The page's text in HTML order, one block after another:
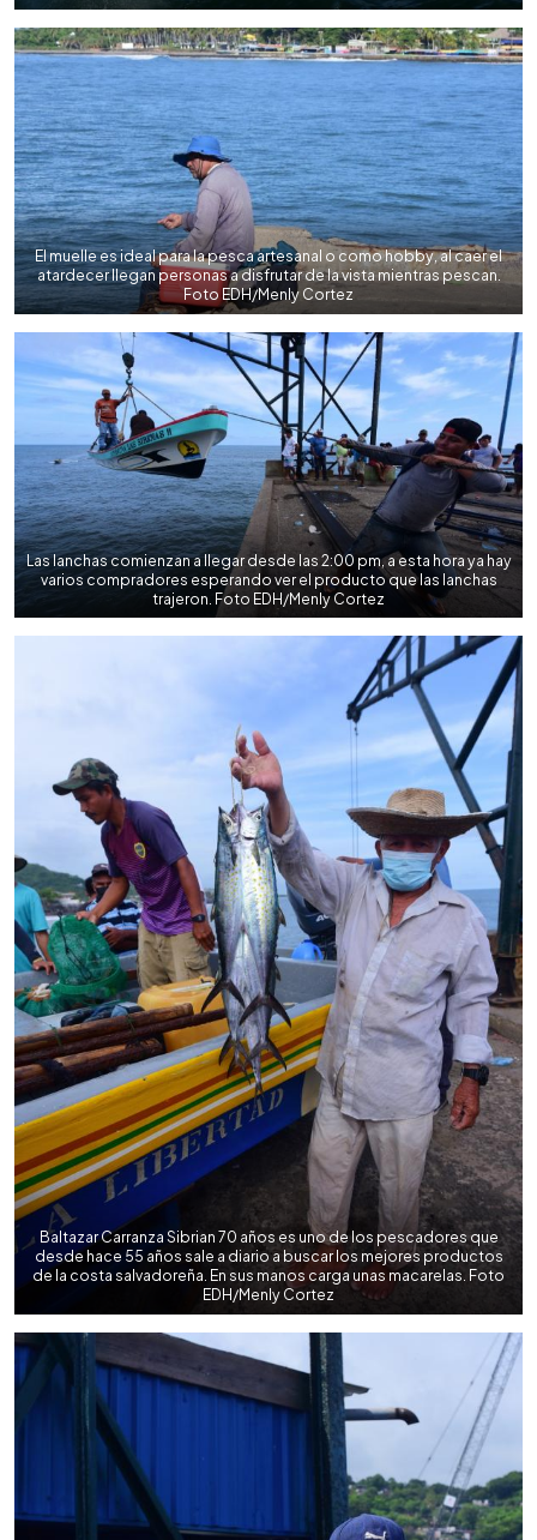
El muelle es ideal para la pesca artesanal o como hobby, al caer el
atardecer llegan personas a disfrutar de la vista mientras pescan.
Foto EDH/Menly Cortez
Las lanchas comienzan a llegar desde las 2:00 pm, a esta hora ya hay
varios compradores esperando ver el producto que las lanchas
trajeron. Foto EDH/Menly Cortez
Baltazar Carranza Sibrian 70 años es uno de los pescadores que
desde hace 55 años sale a diario a buscar los mejores productos
de la costa salvadoreña. En sus manos carga unas macarelas. Foto
EDH/Menly Cortez